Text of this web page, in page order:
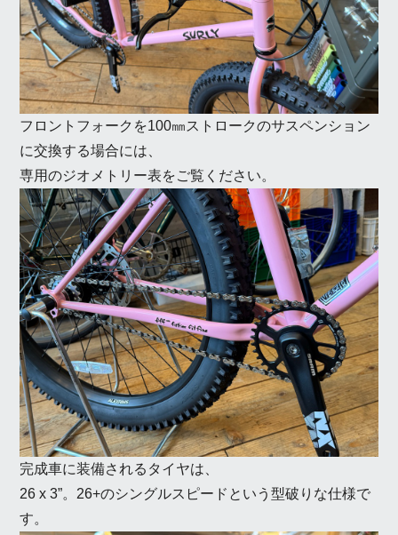
フロントフォークを100㎜ストロークのサスペンション
に交換する場合には、
専用のジオメトリー表をご覧ください。
完成車に装備されるタイヤは、
26 x 3”。26+のシングルスピードという型破りな仕様で
す。